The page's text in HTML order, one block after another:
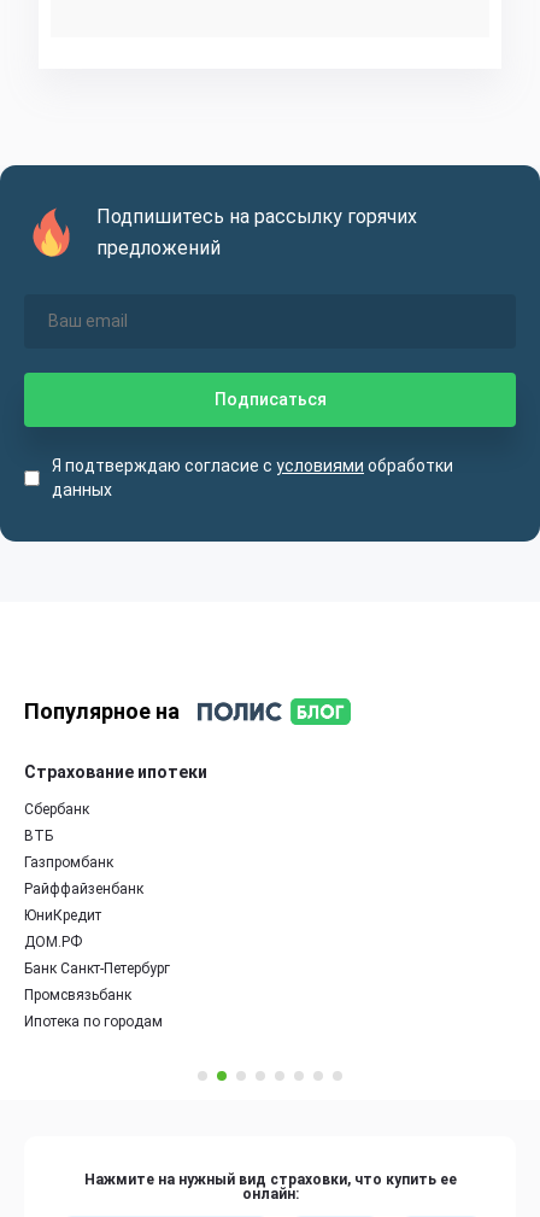
Подпишитесь на рассылку горячих
предложений
Я подтверждаю согласие с условиями обработки
данных
Популярное на
Страхование ипотеки
Сбербанк
ВТБ
Газпромбанк
Райффайзенбанк
ЮниКредит
ДОМ.РФ
Банк Санкт-Петербург
Промсвязьбанк
Ипотека по городам
Нажмите на нужный вид страховки, что купить ее
онлайн: